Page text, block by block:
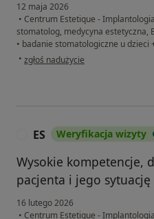
12 maja 2026
• Centrum Estetique -
stomatolog, medycyna estetyczna,
• badanie stomatologiczne u dzieci
• w opinii użytkownika Marzena
zgłoś nadużycie
ES Weryfikacja wizyty
Wysokie kompetencje,
pacjenta i jego sytuację
16 lutego 2026
• Centrum Estetique -